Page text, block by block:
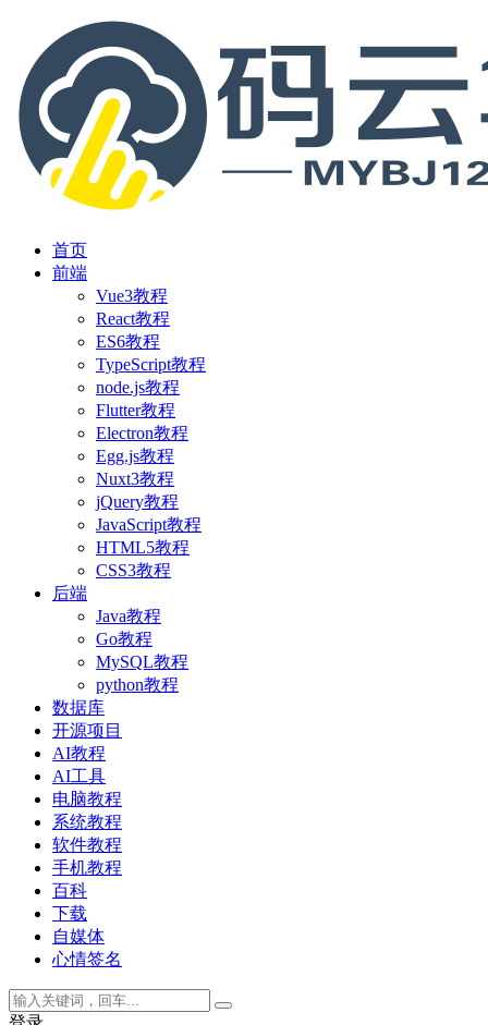
首页
前端
Vue3教程
React教程
ES6教程
TypeScript教程
node.js教程
Flutter教程
Electron教程
Egg.js教程
Nuxt3教程
jQuery教程
JavaScript教程
HTML5教程
CSS3教程
后端
Java教程
Go教程
MySQL教程
python教程
数据库
开源项目
AI教程
AI工具
电脑教程
系统教程
软件教程
手机教程
百科
下载
自媒体
心情签名